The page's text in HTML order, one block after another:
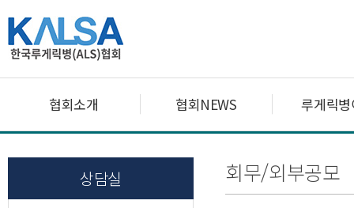
협회소개 협회NEWS 루게릭
상담실 회무/외부공모